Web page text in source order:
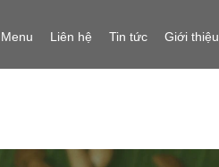
Menu Liên hệ Tin tức Giới thiệu